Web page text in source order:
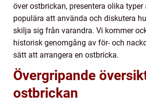
över ostbrickan, presentera olika
populära att använda och diskutera
skilja sig från varandra. Vi kommer
historisk genomgång av för- och
sätt att arrangera en ostbricka.
Övergripande
ostbrickan